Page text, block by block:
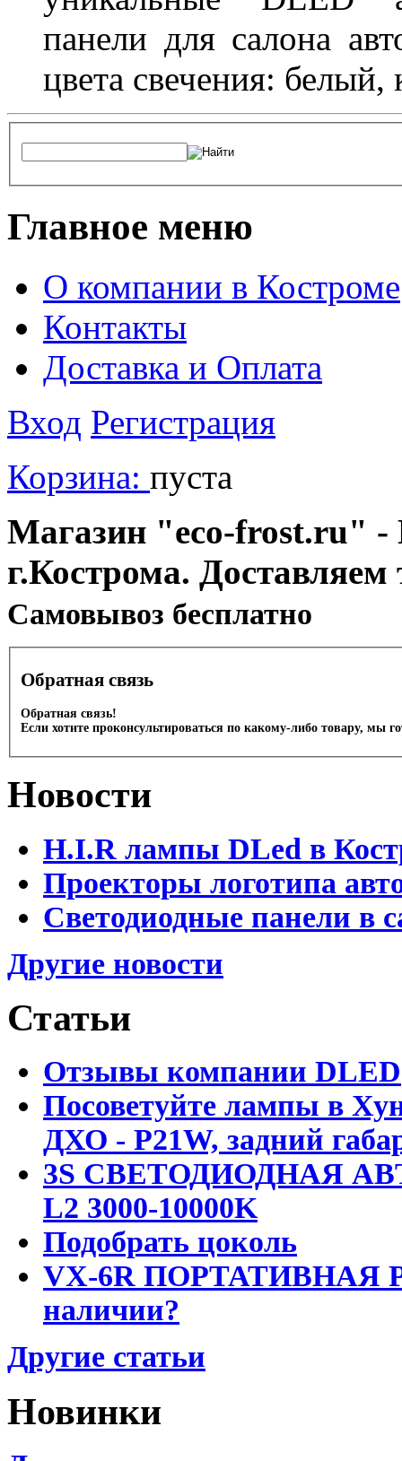
панели для салона
цвета свечения:
Главное меню
О компании в Костроме
Контакты
Доставка и Оплата
Вход Регистрация
Корзина: пуста
Магазин "eco-frost.ru" -
г.Кострома.
Cамовывоз бесплатно
Обратная связь
Обратная связь!
Если хотите проконсультироваться по какому-либо товару, мы
Новости
H.I.R лампы DLed в
Проекторы логотипа
Светодиодные панели в
Другие новости
Статьи
Отзывы компании DLED
Посоветуйте лампы в
ДХО - P21W, задний
3S СВЕТОДИОДНАЯ
L2 3000-10000K
Подобрать цоколь
VX-6R ПОРТАТИВНАЯ
наличии?
Другие статьи
Новинки